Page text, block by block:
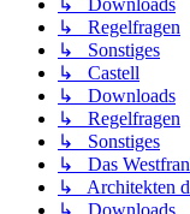
↳ Regelfragen
↳ Sonstiges
↳ Castell
↳ Downloads
↳ Regelfragen
↳ Sonstiges
↳ Das
↳ Architekten
↳ Downloads